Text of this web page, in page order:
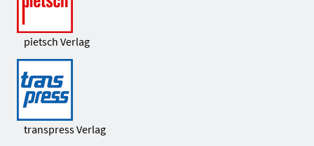
pietsch Verlag
transpress Verlag